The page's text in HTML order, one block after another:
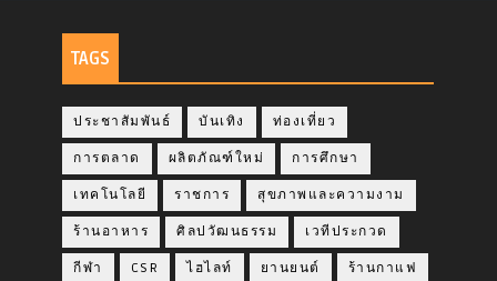
TAGS
ประชาสัมพันธ์ บันเทิง ท่องเที่ยว
การตลาด ผลิตภัณฑ์ใหม่ การศึกษา
เทคโนโลยี ราชการ สุขภาพและความงาม
ร้านอาหาร ศิลปวัฒนธรรม เวทีประกวด
กีฬา CSR ไฮไลท์ ยานยนต์ ร้านกาแฟ